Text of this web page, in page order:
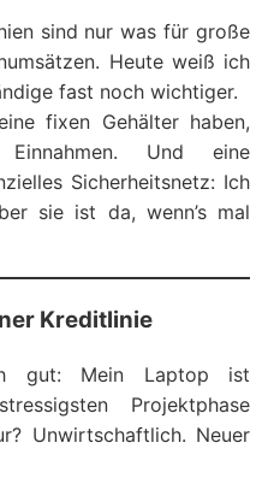
sind nur was für große
Heute weiß ich
fast noch wichtiger.
fixen Gehälter haben,
Einnahmen. Und eine
Sicherheitsnetz: Ich
sie ist da, wenn’s mal
Kreditlinie
gut: Mein Laptop ist
Projektphase
Unwirtschaftlich. Neuer